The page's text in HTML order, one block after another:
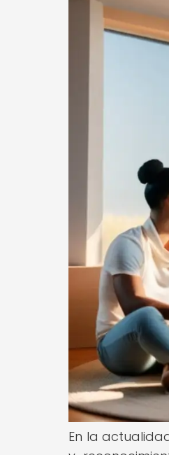
En la